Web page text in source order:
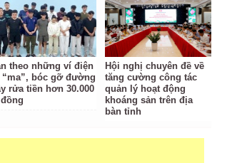
theo những ví điện
bóc gỡ đường
rửa tiền hơn 30.000
Hội nghị chuyên đề về
tăng cường công tác
quản lý hoạt động
khoáng sản trên địa
bàn tỉnh